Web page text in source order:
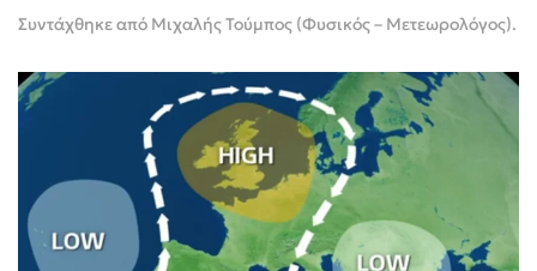
Συντάχθηκε από Μιχαλής Τούμπος (Φυσικός – Μετεωρολόγος).